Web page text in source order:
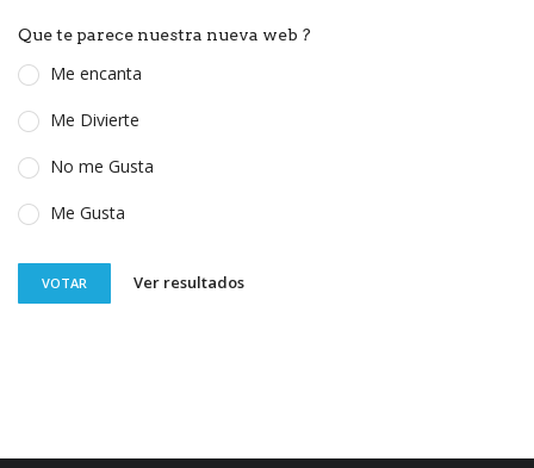
Que te parece nuestra nueva web ?
Me encanta
Me Divierte
No me Gusta
Me Gusta
VOTAR Ver resultados